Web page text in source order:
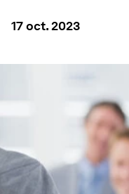
17 oct. 2023